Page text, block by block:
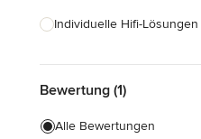
Individuelle Hifi-Lösungen
Küchenschränke nach Maß
Regale nach Maß
Bewertung (1)
Alle Bewertungen